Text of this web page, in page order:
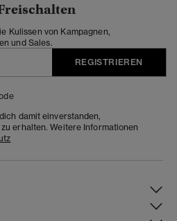
Kulissen von Kampagnen,
und Sales.
REGISTRIEREN
damit einverstanden,
erhalten. Weitere Informationen